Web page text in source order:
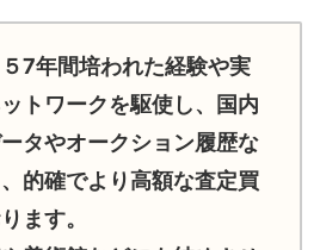
7年間培われた経験や実
トワークを駆使し、国内
タやオークション履歴な
的確でより高額な査定買
ます。